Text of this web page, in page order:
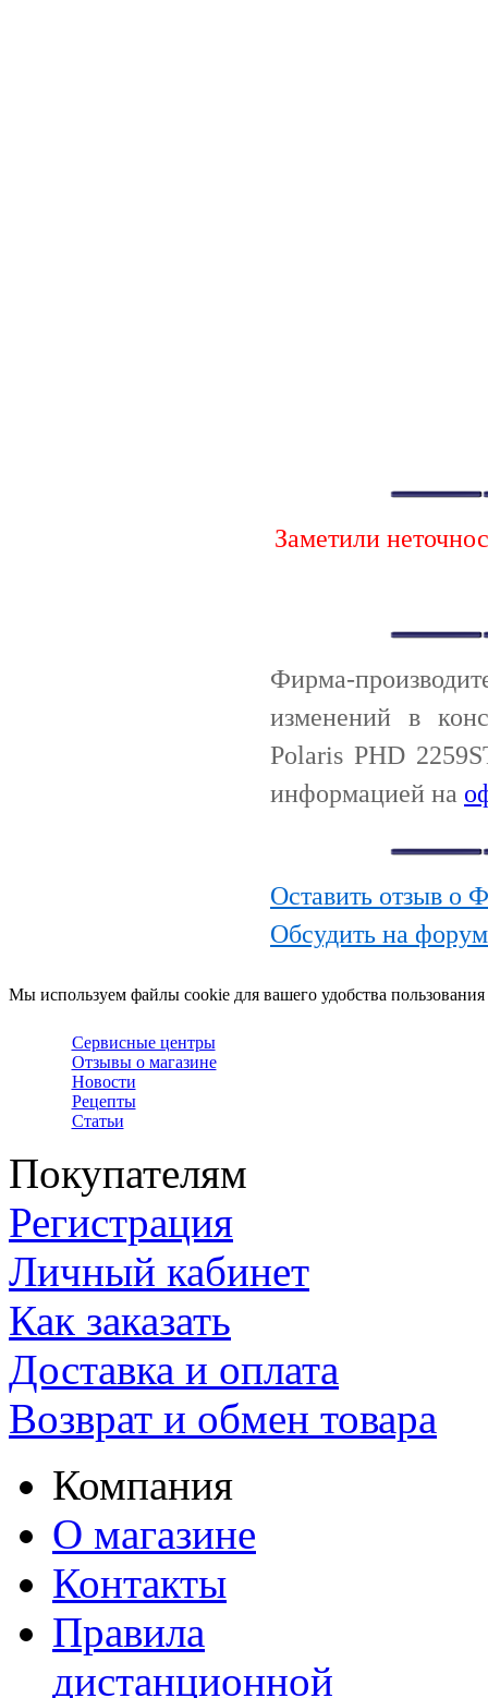
Заметили
Фирма-
изменений в
Polaris PHD
информацией на
Оставить отзыв о
Обсудить на
Мы используем файлы cookie для вашего удобства
Сервисные центры
Отзывы о магазине
Новости
Рецепты
Статьи
Покупателям
Регистрация
Личный кабинет
Как заказать
Доставка и оплата
Возврат и обмен товара
Компания
О магазине
Контакты
Правила
дистанционной